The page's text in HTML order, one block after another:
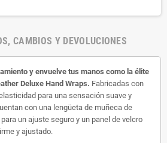
CAMBIOS Y DEVOLUCIONES
y envuelve tus manos como la élite
Deluxe Hand Wraps. Fabricadas con
para una sensación suave y
con una lengüeta de muñeca de
un ajuste seguro y un panel de velcro
y ajustado.